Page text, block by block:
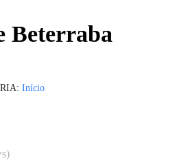
Beterraba
Início